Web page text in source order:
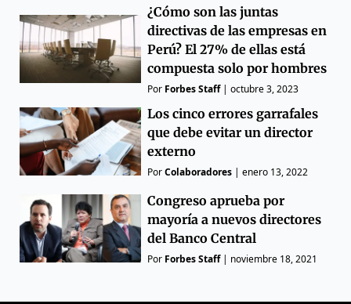
¿Cómo son las juntas
directivas de las empresas en
Perú? El 27% de ellas está
compuesta solo por hombres
Por Forbes Staff|octubre 3, 2023
Los cinco errores garrafales
que debe evitar un director
externo
PorColaboradores |enero 13, 2022
Congreso aprueba por
mayoría a nuevos directores
del Banco Central
Por Forbes Staff| noviembre 18, 2021